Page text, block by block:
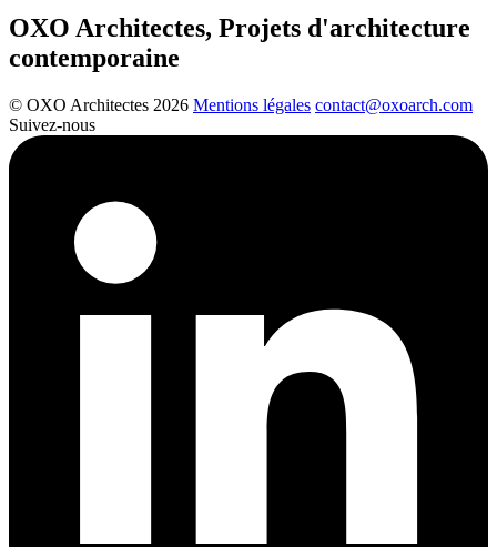
OXO Architectes, Projets d'architecture
contemporaine
© OXO Architectes 2026 Mentions légales contact@oxoarch.com
Suivez-nous